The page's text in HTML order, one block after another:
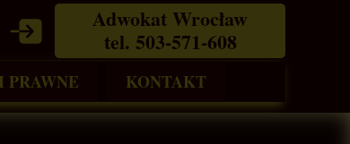
Adwokat Wrocław
tel. 503-571-608
PRAWNE
KONTAKT
Wrocław